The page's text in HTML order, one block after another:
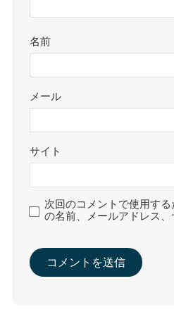
名前
メール
サイト
次回のコメントで使用す
の名前、メールアドレス、